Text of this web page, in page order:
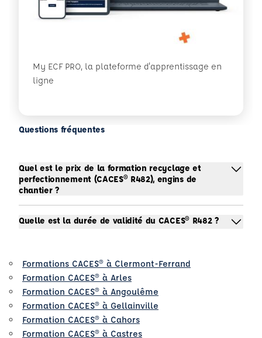
My ECF PRO, la plateforme d'apprentissage en
ligne
Questions fréquentes
Quel est le prix de la formation recyclage et
perfectionnement (CACES® R482), engins de
chantier ?
Quelle est la durée de validité du CACES® R482 ?
Formations CACES® à Clermont-Ferrand
Formation CACES® à Arles
Formation CACES® à Angoulême
Formation CACES® à Gellainville
Formation CACES® à Cahors
Formation CACES® à Castres